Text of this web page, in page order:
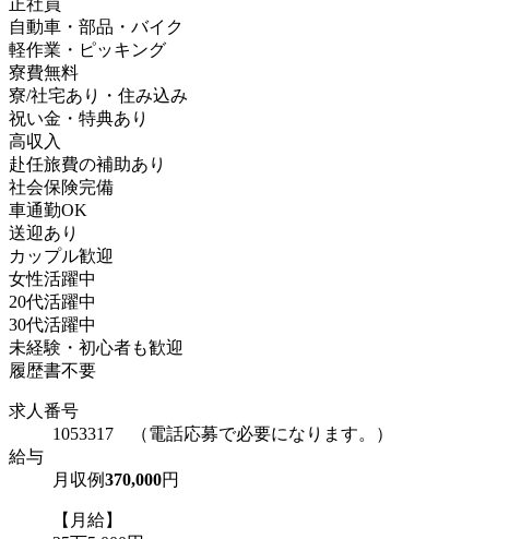
正社員
自動車・部品・バイク
軽作業・ピッキング
寮費無料
寮/社宅あり・住み込み
祝い金・特典あり
高収入
赴任旅費の補助あり
社会保険完備
車通勤OK
送迎あり
カップル歓迎
女性活躍中
20代活躍中
30代活躍中
未経験・初心者も歓迎
履歴書不要
求人番号
1053317 （電話応募で必要になります。）
給与
月収例370,000円
【月給】